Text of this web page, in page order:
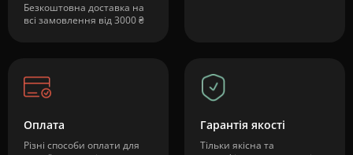
Безкоштовна доставка на
всі замовлення від 3000 ₴
Оплата
Різні способи оплати для
Гарантія якості
Тільки якісна та